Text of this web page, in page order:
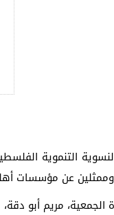
التنموية
عن مؤسسات
مريم أبو